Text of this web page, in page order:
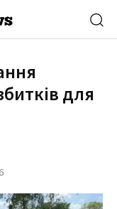
для